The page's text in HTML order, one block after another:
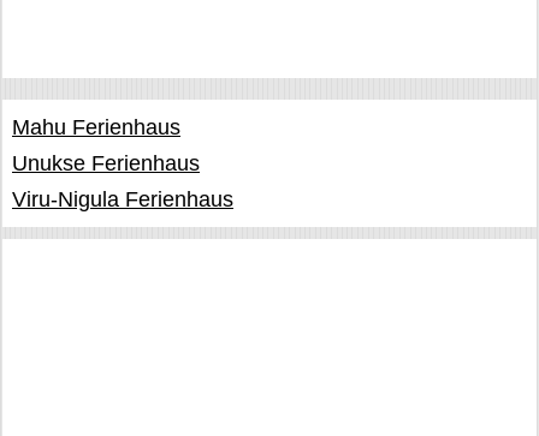
Mahu Ferienhaus
Unukse Ferienhaus
Viru-Nigula Ferienhaus